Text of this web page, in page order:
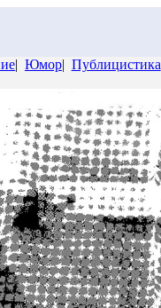
| Юмор| Публицистика